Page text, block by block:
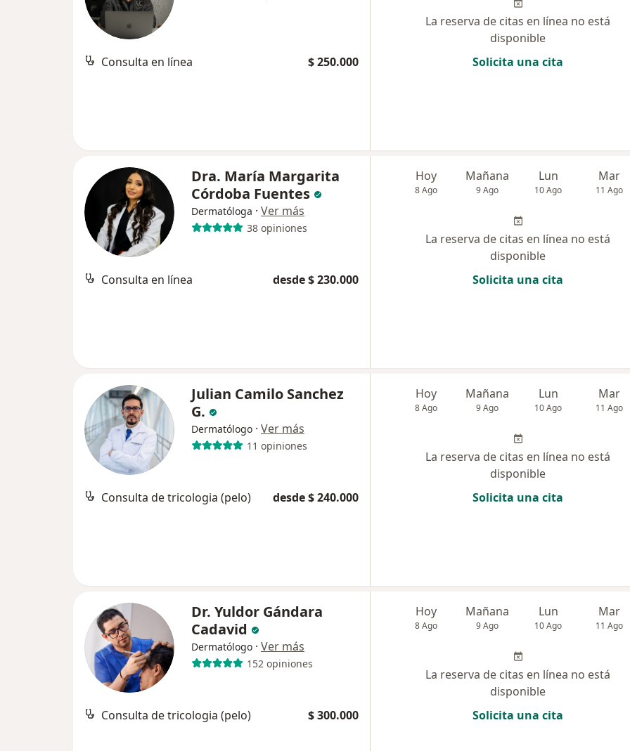
Consulta en línea $ 250.000
La reserva de citas en línea no está
disponible
Solicita una cita
Dra. María Margarita
Córdoba Fuentes
Dermatóloga · Ver más
38 opiniones
Consulta en línea desde $ 230.000
Hoy
8 Ago
Mañana
9 Ago
Lun
10 Ago
Mar
11 Ago
La reserva de citas en línea no está
disponible
Solicita una cita
Julian Camilo Sanchez
G.
Dermatólogo · Ver más
11 opiniones
Consulta de tricologia (pelo) desde $ 240.000
Hoy
8 Ago
Mañana
9 Ago
Lun
10 Ago
Mar
11 Ago
La reserva de citas en línea no está
disponible
Solicita una cita
Dr. Yuldor Gándara
Cadavid
Dermatólogo · Ver más
152 opiniones
Consulta de tricologia (pelo) $ 300.000
Hoy
8 Ago
Mañana
9 Ago
Lun
10 Ago
Mar
11 Ago
La reserva de citas en línea no está
disponible
Solicita una cita